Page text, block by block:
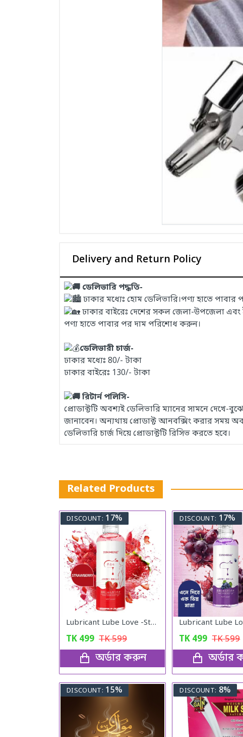
Delivery and Return Policy
ডেলিভারি পদ্ধতি-
ঢাকার মধ্যেঃ হোম ডেলিভারি।পণ্য হাতে
ঢাকার বাইরেঃ দেশের সকল জেলা-উপজেলা এবং
পণ্য হাতে পাবার পর দাম পরিশোধ করুন।
ডেলিভারী চার্জ-
ঢাকার মধ্যেঃ 80/- টাকা
ঢাকার বাইরেঃ 130/- টাকা
রিটার্ন পলিসি-
প্রোডাক্টটি অবশ্যই ডেলিভারি ম্যানের সামনে
জানাবেন। অন্যথায় প্রোডাক্ট আনবক্সিং করার সময়
ডেলিভারি চার্জ দিয়ে প্রোডাক্টটি রিসিভ করতে হবে।
Related Products
DISCOUNT: 17%
Lubricant Lube Love -Stroberry Gel
TK 499 TK599
অর্ডার করুন
DISCOUNT: 17%
TK 499 TK599
অর্ডার
DISCOUNT: 15% DISCOUNT: 8%